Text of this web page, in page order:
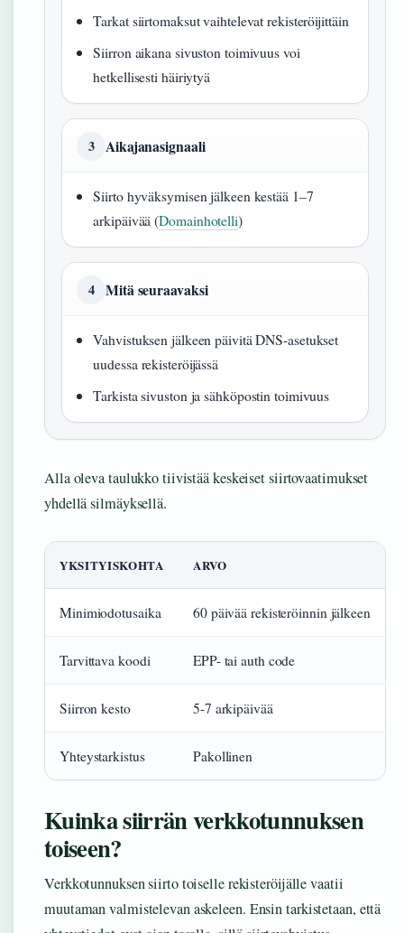
Tarkat siirtomaksut vaihtelevat rekisteröijittäin
Siirron aikana sivuston toimivuus voi
hetkellisesti häiriytyä
3 Aikajanasignaali
Siirto hyväksymisen jälkeen kestää 1–7
arkipäivää (Domainhotelli)
4 Mitä seuraavaksi
Vahvistuksen jälkeen päivitä DNS-asetukset
uudessa rekisteröijässä
Tarkista sivuston ja sähköpostin toimivuus
Alla oleva taulukko tiivistää keskeiset siirtovaatimukset
yhdellä silmäyksellä.
YKSITYISKOHTA ARVO
Minimiodotusaika 60 päivää rekisteröinnin jälkeen
Tarvittava koodi EPP- tai auth code
Siirron kesto 5-7 arkipäivää
Yhteystarkistus Pakollinen
Kuinka siirrän verkkotunnuksen
toiseen?
Verkkotunnuksen siirto toiselle rekisteröijälle vaatii
muutaman valmistelevan askeleen. Ensin tarkistetaan, että